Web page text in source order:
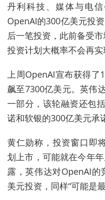
丹利科技、媒体与电
OpenAI的300亿美元投
后一笔投资，此前备受
投资计划大概率不会再实
上周OpenAI宣布获得了
飙至7300亿美元。英伟
一部分，该轮融资还包
诺和软银的300亿美元承
黄仁勋称，投资窗口即
划上市，可能就在今年
露，英伟达对OpenAI
美元投资，同样“可能是最